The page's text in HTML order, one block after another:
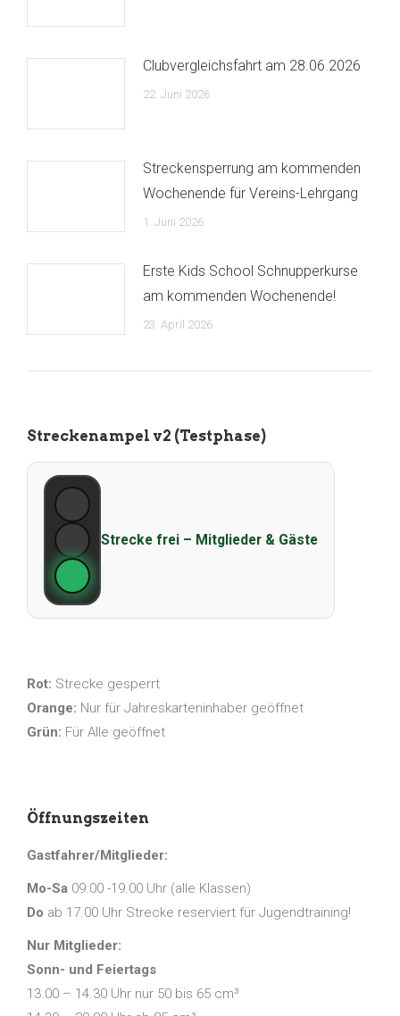
Clubvergleichsfahrt am 28.06.2026
22. Juni 2026
Streckensperrung am kommenden
Wochenende für Vereins-Lehrgang
1. Juni 2026
Erste Kids School Schnupperkurse
am kommenden Wochenende!
23. April 2026
Streckenampel v2 (Testphase)
Strecke frei – Mitglieder & Gäste
Rot: Strecke gesperrt
Orange: Nur für Jahreskarteninhaber geöffnet
Grün: Für Alle geöffnet
Öffnungszeiten
Gastfahrer/Mitglieder:
Mo-Sa 09.00 -19.00 Uhr (alle Klassen)
Do ab 17.00 Uhr Strecke reserviert für Jugendtraining!
Nur Mitglieder:
Sonn- und Feiertags
13.00 – 14.30 Uhr nur 50 bis 65 cm³